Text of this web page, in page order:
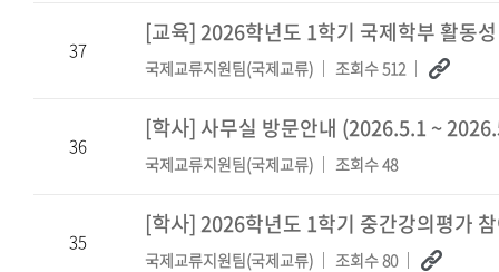
37
[교육]2026학년도 1학기 국제학부 활동
국제교류지원팀(국제교류) 조회수 512
36
[학사] 사무실 방문안내 (2026.5.1 ~
국제교류지원팀(국제교류) 조회수 48
35
[학사]2026학년도 1학기 중간강의평가
국제교류지원팀(국제교류) 조회수 80